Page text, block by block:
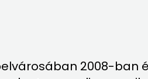
2008-ban